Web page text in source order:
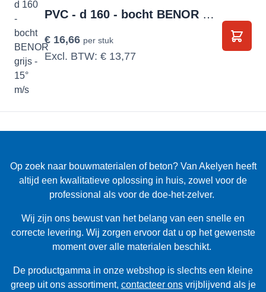
PVC - d 160 - bocht BENOR grijs - 15° m/s
€ 16,66 per stuk
Excl. BTW: € 13,77
In
Op zoek naar bouwmaterialen of beton? Van Akelyen heeft
altijd een kwalitatieve oplossing in huis, zowel voor de
professional als voor de doe-het-zelver.
Wij zijn ons bewust van het belang van een snelle en
correcte levering. Wij zorgen ervoor dat u op het gewenste
moment over alle materialen beschikt.
De productgamma in onze webshop is slechts een kleine
greep uit ons assortiment, contacteer onsvrijblijvend als je